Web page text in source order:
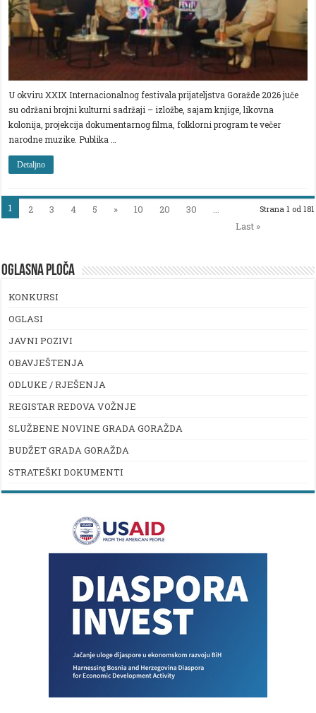
U okviru XXIX Internacionalnog festivala prijateljstva Goražde 2026 juče
su održani brojni kulturni sadržaji – izložbe, sajam knjige, likovna
kolonija, projekcija dokumentarnog filma, folklorni program te večer
narodne muzike. Publika …
Detaljno
Strana 1 od 181
1 2 3 4 5 » 10 20 30
...
Last »
OGLASNA PLOČA
KONKURSI
OGLASI
JAVNI POZIVI
OBAVJEŠTENJA
ODLUKE / RJEŠENJA
REGISTAR REDOVA VOŽNJE
SLUŽBENE NOVINE GRADA GORAŽDA
BUDŽET GRADA GORAŽDA
STRATEŠKI DOKUMENTI